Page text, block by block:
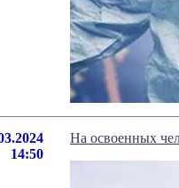
14:50
На освоенных